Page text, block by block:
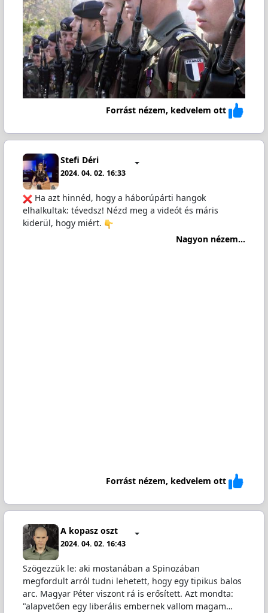
Forrást nézem, kedvelem ott
Stefi Déri
2024. 04. 02. 16:33
Ha azt hinnéd, hogy a háborúpárti hangok
elhalkultak: tévedsz! Nézd meg a videót és máris
kiderül, hogy miért.
Nagyon nézem...
Forrást nézem, kedvelem ott
A kopasz oszt
2024. 04. 02. 16:43
Szögezzük le: aki mostanában a Spinozában
megfordult arról tudni lehetett, hogy egy tipikus balos
arc. Magyar Péter viszont rá is erősített. Azt mondta:
"alapvetően egy liberális embernek vallom magam…